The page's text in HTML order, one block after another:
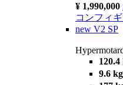
¥ 1,990,000
コンフィ
new V2 SP
120.4
9.6